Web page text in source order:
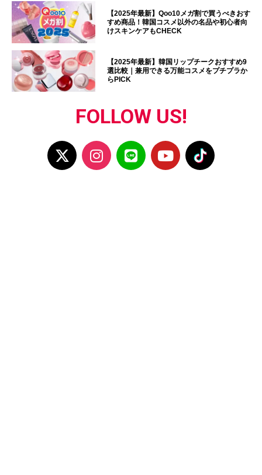
【2025年最新】Qoo10メガ割で買うべきおす
すめ商品！韓国コスメ以外の名品や初心者向
けスキンケアもCHECK
【2025年最新】韓国リップチークおすすめ9
選比較｜兼用できる万能コスメをプチプラか
らPICK
FOLLOW US!